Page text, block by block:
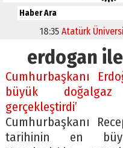
Atatürk
erdogan
Cumhurbaşkanı
büyük doğalgaz
gerçekleştirdi’
Cumhurbaşkanı
tarihinin en